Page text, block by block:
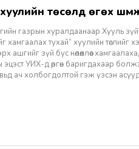
хуулийн төсөлд өгөх
газрын хуралдаанаар Хууль
тухай” хуулийн төслийг
зүй бус нөлөөллөөс
УИХ-д өргөн баригдахаар
ач холбогдолтой гэж үзсэн